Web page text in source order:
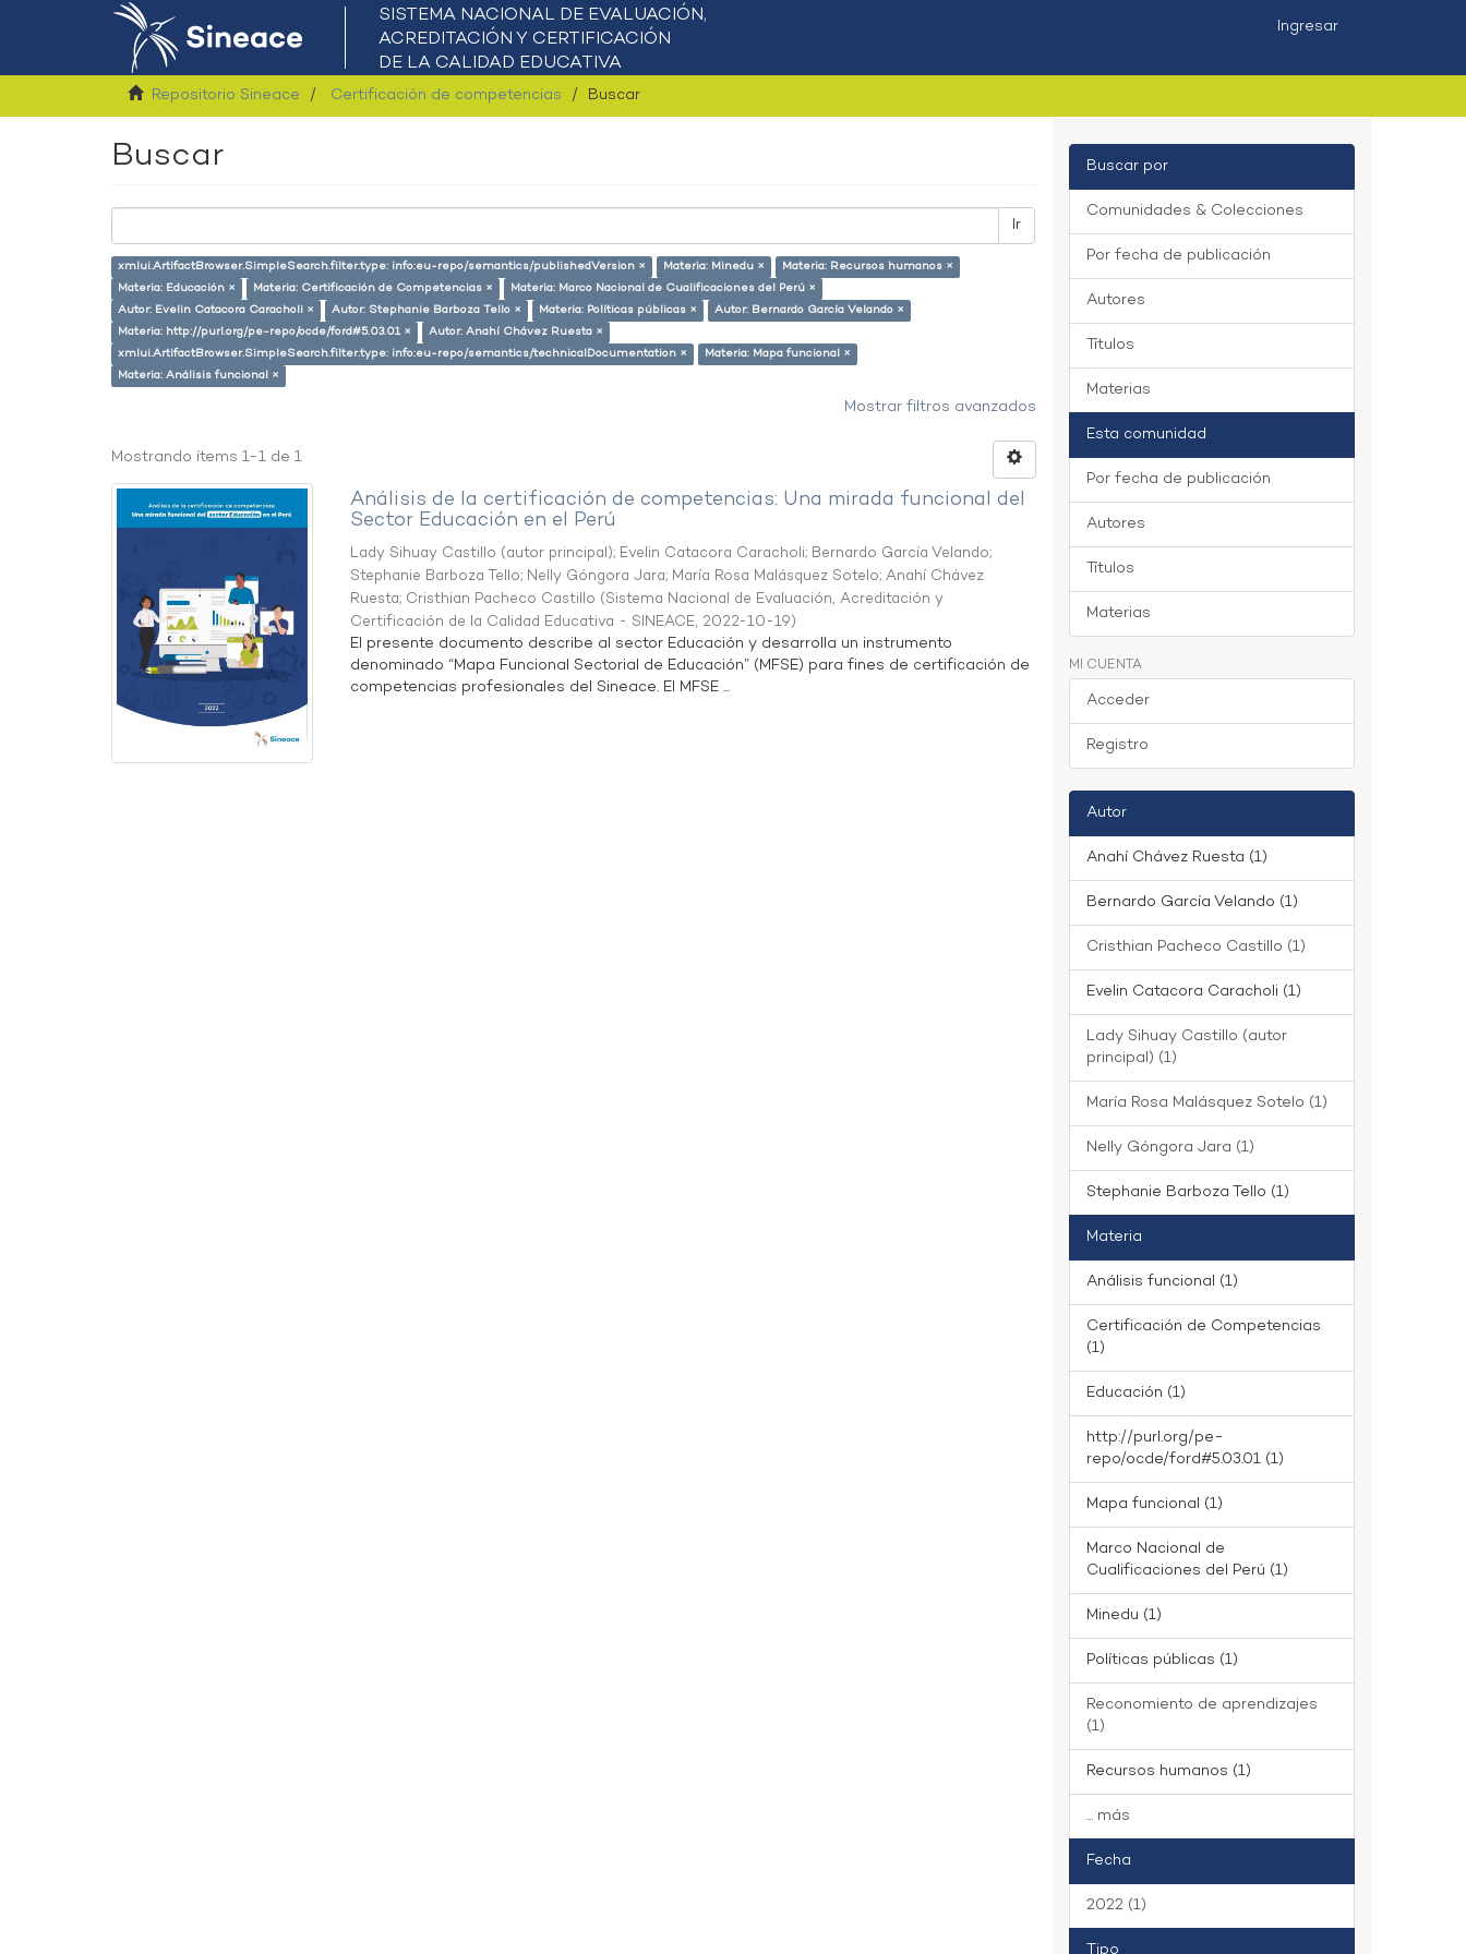
Ingresar
Repositorio Sineace Certificación de competencias Buscar
Buscar
Ir
xmlui.ArtifactBrowser.SimpleSearch.filter.type: info:eu-repo/semantics/publishedVersion × Materia: Minedu ×
Materia: Recursos humanos ×
Materia: Educación ×
Materia: Certificación de Competencias ×
Materia: Marco Nacional de Cualificaciones del Perú ×
Autor: Evelin Catacora Caracholi ×
Autor: Stephanie Barboza Tello × Materia: Políticas públicas ×
Autor: Bernardo García Velando ×
Materia: http://purl.org/pe-repo/ocde/ford#5.03.01 ×
Autor: Anahí Chávez Ruesta ×
xmlui.ArtifactBrowser.SimpleSearch.filter.type: info:eu-repo/semantics/technicalDocumentation ×
Materia: Mapa funcional ×
Materia: Análisis funcional ×
Mostrar filtros avanzados
Mostrando ítems 1-1 de 1
Análisis de la certificación de competencias: Una mirada funcional del
Sector Educación en el Perú
Lady Sihuay Castillo (autor principal); Evelin Catacora Caracholi; Bernardo García Velando;
Stephanie Barboza Tello; Nelly Góngora Jara; María Rosa Malásquez Sotelo;Anahí Chávez
Ruesta; Cristhian Pacheco Castillo (Sistema Nacional de Evaluación, Acreditación y
Certificación de la Calidad Educativa - SINEACE, 2022-10-19)
El presente documento describe al sector Educación y desarrolla un instrumento
denominado “Mapa Funcional Sectorial de Educación” (MFSE) para fines de certificación de
competencias profesionales del Sineace. El MFSE ...
Buscar por
Comunidades & Colecciones
Por fecha de publicación
Autores
Títulos
Materias
Esta comunidad
Por fecha de publicación
Autores
Títulos
Materias
MI CUENTA
Acceder
Registro
Autor
Anahí Chávez Ruesta (1)
Bernardo García Velando (1)
Cristhian Pacheco Castillo (1)
Evelin Catacora Caracholi (1)
Lady Sihuay Castillo (autor
principal) (1)
María Rosa Malásquez Sotelo (1)
Nelly Góngora Jara (1)
Stephanie Barboza Tello (1)
Materia
Análisis funcional (1)
Certificación de Competencias
(1)
Educación (1)
http://purl.org/pe-
repo/ocde/ford#5.03.01 (1)
Mapa funcional (1)
Marco Nacional de
Cualificaciones del Perú (1)
Minedu (1)
Políticas públicas (1)
Reconomiento de aprendizajes
(1)
Recursos humanos (1)
... más
Fecha
2022 (1)